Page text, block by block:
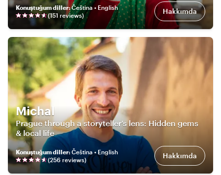
Konuştuğum diller:Čeština • English
(151 reviews) Hakkımda
Michal
Prague through a storyteller’s lens: Hidden gems
& local life
Konuştuğum diller: Čeština • English
(256 reviews) Hakkımda